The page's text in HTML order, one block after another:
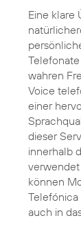
Eine klare
wahren
Voice
einer
dieser
innerhalb
können
auch in